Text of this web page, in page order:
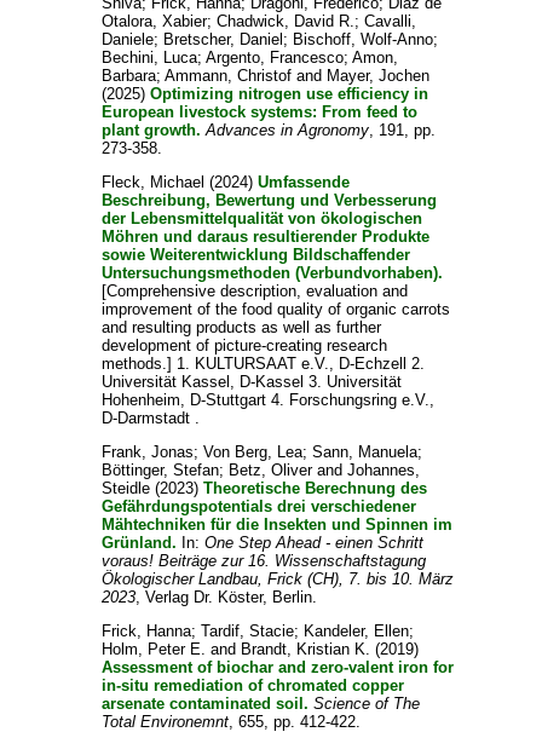
Otalora, Xabier; Chadwick, David R.; Cavalli,
Daniele; Bretscher, Daniel ; Bischoff, Wolf-Anno;
Bechini, Luca; Argento, Francesco; Amon,
Barbara; Ammann, Christofand Mayer, Jochen
(2025) Optimizing nitrogen use efficiency in
European livestock systems: From feed to
plant growth. Advances in Agronomy, 191, pp.
273-358.
Fleck, Michael (2024) Umfassende
Beschreibung, Bewertung und Verbesserung
der Lebensmittelqualität von ökologischen
Möhren und daraus resultierender Produkte
sowie Weiterentwicklung Bildschaffender
Untersuchungsmethoden (Verbundvorhaben).
[Comprehensive description, evaluation and
improvement of the food quality of organic carrots
and resulting products as well as further
development of picture-creating research
methods.] 1. KULTURSAAT e.V., D-Echzell 2.
Universität Kassel, D-Kassel 3. Universität
Hohenheim, D-Stuttgart 4. Forschungsring e.V.,
D-Darmstadt .
Frank, Jonas; Von Berg, Lea; Sann, Manuela;
Böttinger, Stefan; Betz, Oliverand Johannes,
Steidle(2023) Theoretische Berechnung des
Gefährdungspotentials drei verschiedener
Mähtechniken für die Insekten und Spinnen im
Grünland. In: One Step Ahead - einen Schritt
voraus! Beiträge zur 16. Wissenschaftstagung
Ökologischer Landbau, Frick (CH), 7. bis 10. März
2023, Verlag Dr. Köster, Berlin.
Frick, Hanna; Tardif, Stacie; Kandeler, Ellen;
Holm, Peter E. and Brandt, Kristian K. (2019)
Assessment of biochar and zero-valent iron for
in-situ remediation of chromated copper
arsenate contaminated soil. Science of The
Total Environemnt, 655, pp. 412-422.